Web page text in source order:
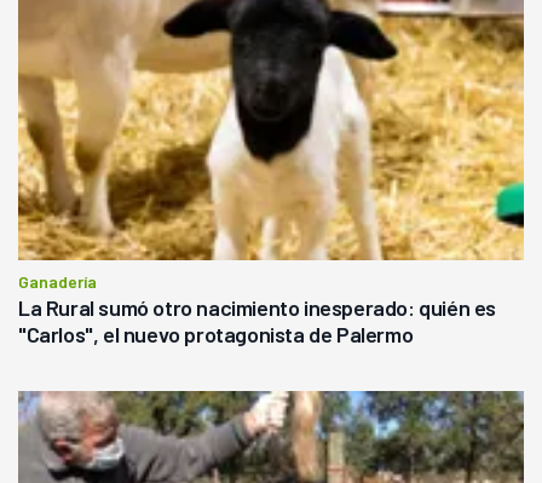
Ganadería
La Rural sumó otro nacimiento inesperado: quién es
"Carlos", el nuevo protagonista de Palermo